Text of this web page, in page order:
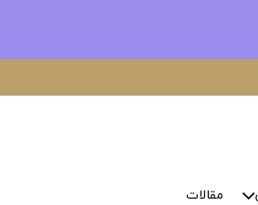
مقالات